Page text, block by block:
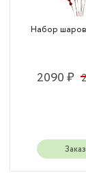
Набор
2090 ₽